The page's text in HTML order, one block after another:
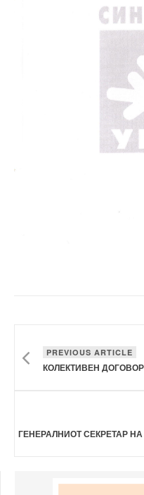
PREVIOUS ARTICLE